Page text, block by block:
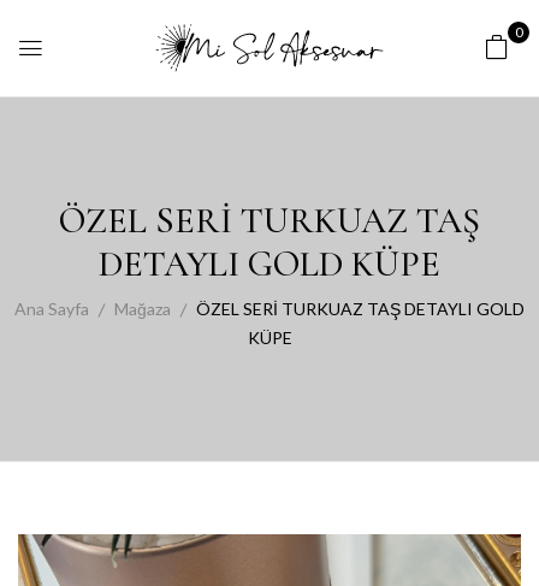
0
ÖZEL SERİ TURKUAZ TAŞ
DETAYLI GOLD KÜPE
Ana Sayfa Mağaza
ÖZEL SERİ TURKUAZ TAŞ DETAYLI GOLD
KÜPE